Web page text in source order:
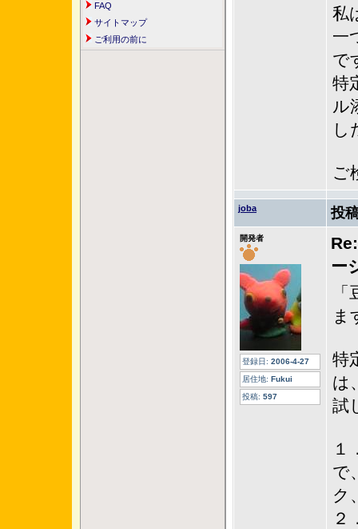
FAQ
サイトマップ
ご利用の前に
私
一
で
特
ル
し
ご
joba 投
開発者
登録日: 2006-4-27
居住地: Fukui
投稿: 597
ー
ま
特
は
試
１
で
ク
２